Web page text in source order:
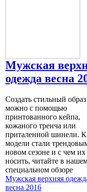
Мужская
одежда весна
Создать стильный образ
можно с помощью
принтованного кейпа,
кожаного тренча или
приталенной шинели.
модели стали
новом сезоне и с чем их
носить, читайте в
специальном обзоре
Мужская верхняя
весна 2016